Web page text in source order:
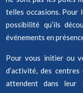
telles occasions. Pour
possibilité qu’ils
événements en
Pour vous initier ou
d’activité, des
attendent dans leur